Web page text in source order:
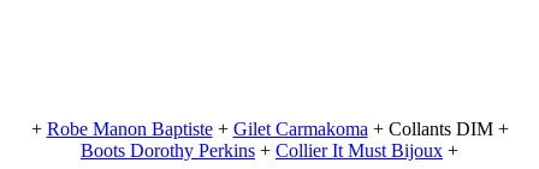
+ Robe Manon Baptiste+ Gilet Carmakoma + Collants DIM +
Boots Dorothy Perkins + Collier It Must Bijoux +